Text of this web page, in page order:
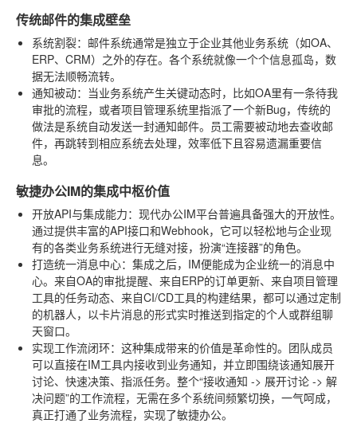
传统邮件的集成壁垒
系统割裂：邮件系统通常是独立于企业其他业务系统（如OA、
ERP、CRM）之外的存在。各个系统就像一个个信息孤岛，数
据无法顺畅流转。
通知被动：当业务系统产生关键动态时，比如OA里有一条待我
审批的流程，或者项目管理系统里指派了一个新Bug，传统的
做法是系统自动发送一封通知邮件。员工需要被动地去查收邮
件，再跳转到相应系统去处理，效率低下且容易遗漏重要信
息。
敏捷办公IM的集成中枢价值
开放API与集成能力：现代办公IM平台普遍具备强大的开放性。
通过提供丰富的API接口和Webhook，它可以轻松地与企业现
有的各类业务系统进行无缝对接，扮演“连接器”的角色。
打造统一消息中心：集成之后，IM便能成为企业统一的消息中
心。来自OA的审批提醒、来自ERP的订单更新、来自项目管理
工具的任务动态、来自CI/CD工具的构建结果，都可以通过定制
的机器人，以卡片消息的形式实时推送到指定的个人或群组聊
天窗口。
实现工作流闭环：这种集成带来的价值是革命性的。团队成员
可以直接在IM工具内接收到业务通知，并立即围绕该通知展开
讨论、快速决策、指派任务。整个“接收通知 -> 展开讨论 -> 解
决问题”的工作流程，无需在多个系统间频繁切换，一气呵成，
真正打通了业务流程，实现了敏捷办公。